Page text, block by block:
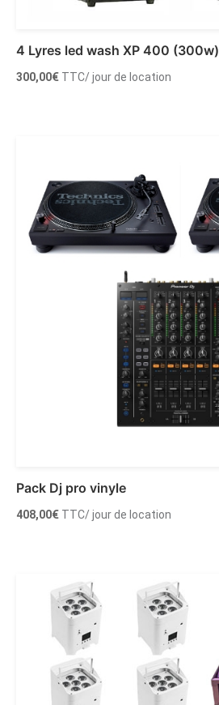
4 Lyres led wash XP 400 (300w)
300,00€ TTC/ jour de location
Pack Dj pro vinyle
408,00€ TTC/ jour de location
Ajouter au panier